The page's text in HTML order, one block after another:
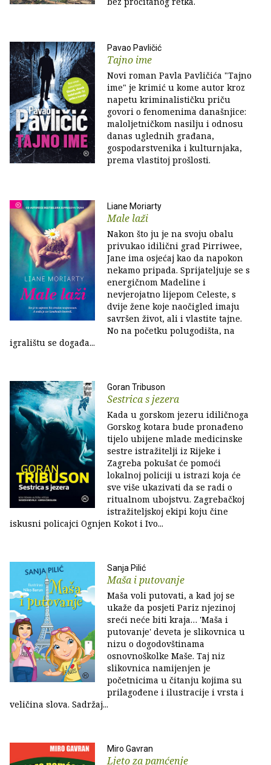
Pavao Pavličić
Tajno ime
Novi roman Pavla Pavličića "Tajno
ime" je krimić u kome autor kroz
napetu kriminalističku priču
govori o fenomenima današnjice:
maloljetničkom nasilju i odnosu
danas uglednih građana,
gospodarstvenika i kulturnjaka,
prema vlastitoj prošlosti.
Liane Moriarty
Male laži
Nakon što ju je na svoju obalu
privukao idilični grad Pirriwee,
Jane ima osjećaj kao da napokon
nekamo pripada. Sprijateljuje se s
energičnom Madeline i
nevjerojatno lijepom Celeste, s
dvije žene koje naočigled imaju
savršen život, ali i vlastite tajne.
No na početku polugodišta, na
igralištu se događa...
Goran Tribuson
Sestrica s jezera
Kada u gorskom jezeru idiličnoga
Gorskog kotara bude pronađeno
tijelo ubijene mlade medicinske
sestre istražitelji iz Rijeke i
Zagreba pokušat će pomoći
lokalnoj policiji u istrazi koja će
sve više ukazivati da se radi o
ritualnom ubojstvu. Zagrebačkoj
istražiteljskoj ekipi koju čine
iskusni policajci Ognjen Kokot i Ivo...
Sanja Pilić
Maša i putovanje
Maša voli putovati, a kad joj se
ukaže da posjeti Pariz njezinoj
sreći neće biti kraja… 'Maša i
putovanje' deveta je slikovnica u
nizu o dogodovštinama
osnovnoškolke Maše. Taj niz
slikovnica namijenjen je
početnicima u čitanju kojima su
prilagođene i ilustracije i vrsta i
veličina slova. Sadržaj...
Miro Gavran
Ljeto za pamćenje